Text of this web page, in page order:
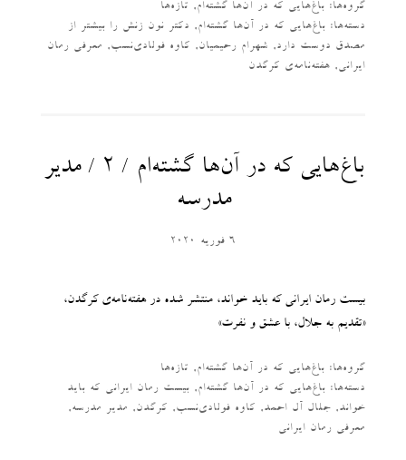
گروه‌ها: باغ‌هایی که در آن‌ها گشته‌ام, تازه‌ها
دسته‌‌ها: باغ‌هایی که در آن‌ها گشته‌ام, دکتر نون زنش را بیشتر از
مصدق دوست دارد, شهرام رحیمیان, کاوه فولادی‌نسب, معرفی رمان
ایرانی, هفته‌نامه‌ی کرگدن
باغ‌هایی که در آن‌ها گشته‌ام / ۲ / مدیر
مدرسه
6 فوریه 2020
بیست رمان ایرانی که باید خواند، منتشر شده در هفته‌نامه‌ی کرگدن،
«تقدیم به جلال، با عشق و نفرت»
گروه‌ها: باغ‌هایی که در آن‌ها گشته‌ام, تازه‌ها
دسته‌‌ها: باغ‌هایی که در آن‌ها گشته‌ام, بیست رمان ایرانی که باید
خواند, جلال آل احمد, کاوه فولادی‌نسب, کرگدن, مدیر مدرسه,
معرفی رمان ایرانی